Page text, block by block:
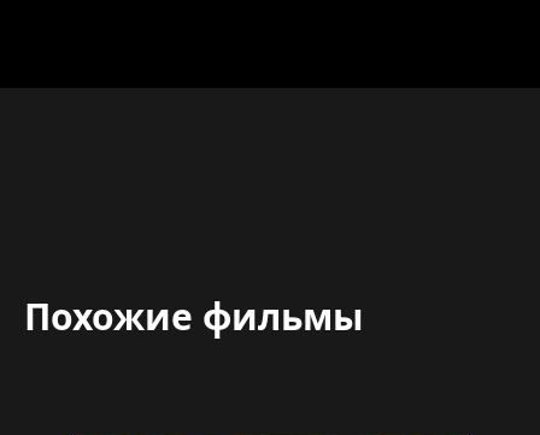
Похожие фильмы